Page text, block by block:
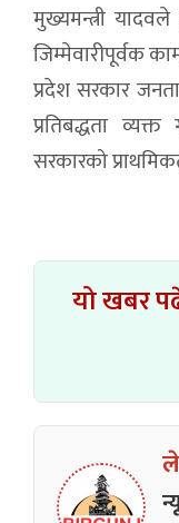
मुख्यमन्त्री
जिम्मेवारीपूर्वक
प्रदेश सरकार
प्रतिबद्धता
सरकारको
यो खबर